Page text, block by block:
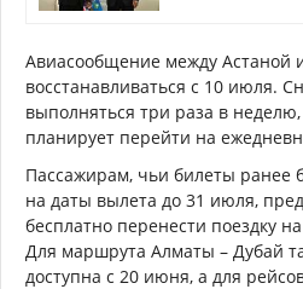
Авиасообщение между Астаной
восстанавливаться с 10 июля.
выполняться три раза в неделю,
планирует перейти на
Пассажирам, чьи билеты ранее
на даты вылета до 31 июля,
бесплатно перенести поездку
Для маршрута Алматы – Дубай
доступна с 20 июня, а для